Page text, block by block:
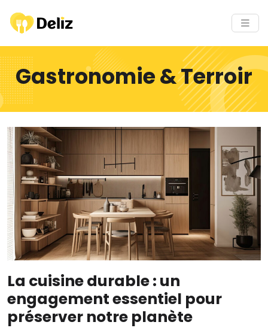
Gastronomie & Terroir
La cuisine durable : un
engagement essentiel pour
préserver notre planète